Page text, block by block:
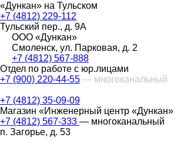
«Дункан» на Тульском
+7 (4812) 229-112
Тульский пер., д. 9А
ООО «Дункан»
Смоленск, ул. Парковая, д. 2
+7 (4812) 567-888
Отдел по работе с юр.лицами
+7 (900) 220-44-55 — многоканальный
+7 (4812) 35-09-09
Магазин «Инженерный центр «Дункан»
+7 (4812) 567-333 — многоканальный
п. Загорье, д. 53